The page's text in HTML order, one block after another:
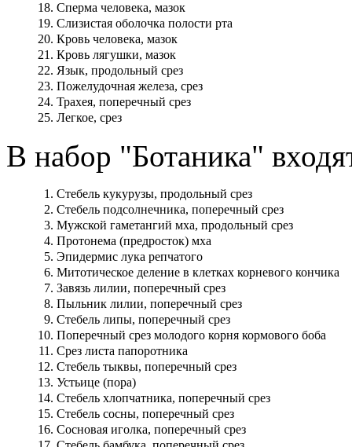
18. Сперма человека, мазок
19. Слизистая оболочка полости рта
20. Кровь человека, мазок
21. Кровь лягушки, мазок
22. Язык, продольный срез
23. Пожелудочная железа, срез
24. Трахея, поперечный срез
25. Легкое, срез
В набор "Ботаника"
1. Стебель кукурузы, продольный срез
2. Стебель подсолнечника, поперечный срез
3. Мужской гаметангий мха, продольный срез
4. Протонема (предросток) мха
5. Эпидермис лука репчатого
6. Митотическое деление в клетках корневого кончика
7. Завязь лилии, поперечный срез
8. Пыльник лилии, поперечный срез
9. Стебель липы, поперечный срез
10. Поперечный срез молодого корня кормового боба
11. Срез листа папоротника
12. Стебель тыквы, поперечный срез
13. Устьице (пора)
14. Стебель хлопчатника, поперечный срез
15. Стебель сосны, поперечный срез
16. Сосновая иголка, поперечный срез